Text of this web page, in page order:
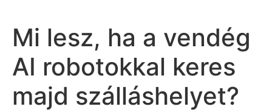
Mi lesz, ha a vendég
AI robotokkal keres
majd szálláshelyet?